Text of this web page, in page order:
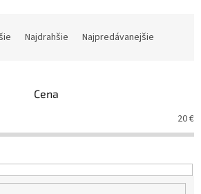
Najdrahšie Najpredávanejšie
Cena
20€